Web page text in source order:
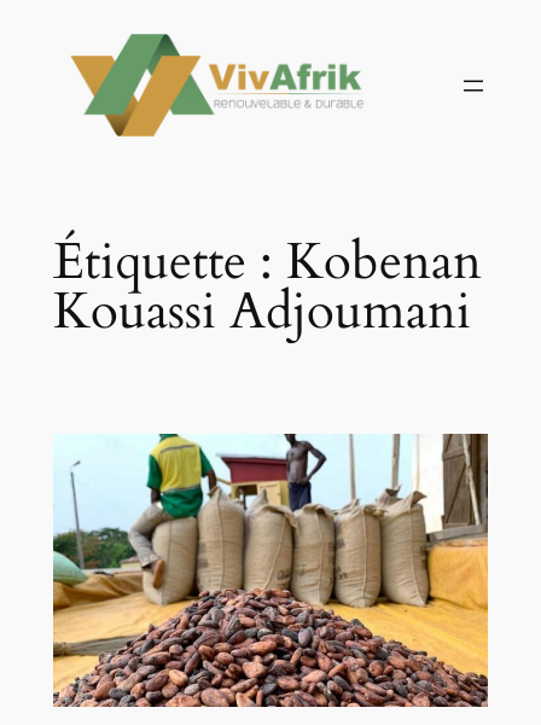
contenu
Étiquette : Kobenan
Kouassi Adjoumani